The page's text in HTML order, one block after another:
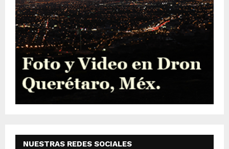
NUESTRAS REDES SOCIALES